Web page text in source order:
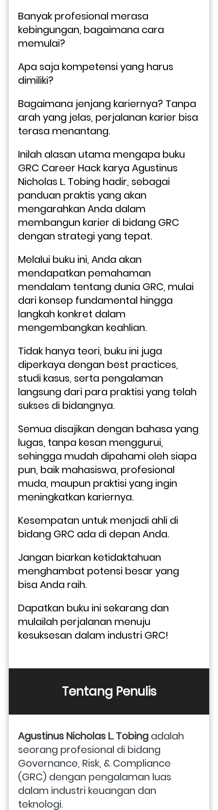
Banyak profesional merasa
kebingungan, bagaimana cara
memulai?
Apa saja kompetensi yang harus
dimiliki?
Bagaimana jenjang kariernya? Tanpa
arah yang jelas, perjalanan karier bisa
terasa menantang.
Inilah alasan utama mengapa buku
GRC Career Hack karya Agustinus
Nicholas L. Tobing hadir, sebagai
panduan praktis yang akan
mengarahkan Anda dalam
membangun karier di bidang GRC
dengan strategi yang tepat.
Melalui buku ini, Anda akan
mendapatkan pemahaman
mendalam tentang dunia GRC, mulai
dari konsep fundamental hingga
langkah konkret dalam
mengembangkan keahlian.
Tidak hanya teori, buku ini juga
diperkaya dengan best practices,
studi kasus, serta pengalaman
langsung dari para praktisi yang telah
sukses di bidangnya.
Semua disajikan dengan bahasa yang
lugas, tanpa kesan menggurui,
sehingga mudah dipahami oleh siapa
pun, baik mahasiswa, profesional
muda, maupun praktisi yang ingin
meningkatkan kariernya.
Kesempatan untuk menjadi ahli di
bidang GRC ada di depan Anda.
Jangan biarkan ketidaktahuan
menghambat potensi besar yang
bisa Anda raih.
Dapatkan buku ini sekarang dan
mulailah perjalanan menuju
kesuksesan dalam industri GRC!
Tentang Penulis
Agustinus Nicholas L. Tobing adalah
seorang profesional di bidang
Governance, Risk, & Compliance
(GRC) dengan pengalaman luas
dalam industri keuangan dan
teknologi.